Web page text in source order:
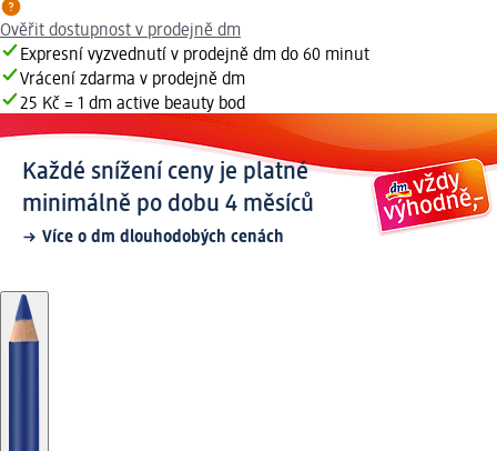
Ověřit dostupnost v prodejně dm
Expresní vyzvednutí v prodejně dm do 60 minut
Vrácení zdarma v prodejně dm
25 Kč = 1 dm active beauty bod
Každé snížení ceny je platné
minimálně po dobu 4 měsíců
Více o dm dlouhodobých cenách